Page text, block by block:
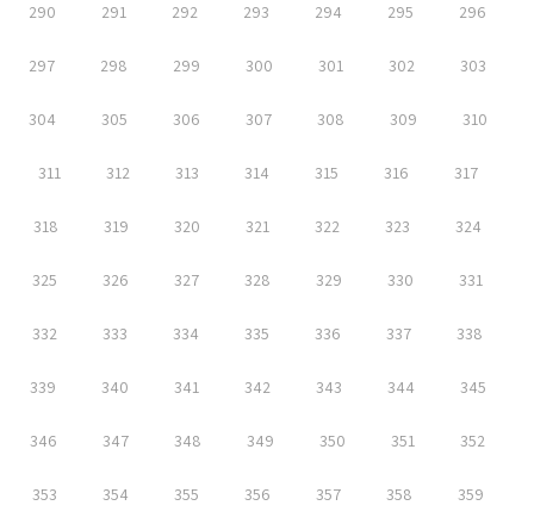
290 291 292 293 294 295 296
297 298 299 300 301 302 303
304 305 306 307 308 309 310
311 312 313 314 315 316 317
318 319 320 321 322 323 324
325 326 327 328 329 330 331
332 333 334 335 336 337 338
339 340 341 342 343 344 345
346 347 348 349 350 351 352
353 354 355 356 357 358 359